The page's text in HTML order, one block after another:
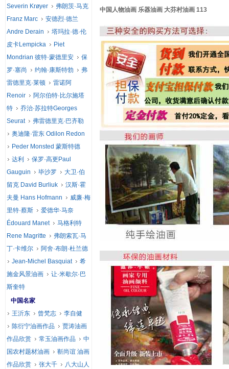
中国人物油画 乐器油画 大芬村油画 113
Severin Krøyer
弗朗茨·马克
Franz Marc
安德烈·德兰
Andre Derain
塔玛拉·德·伦
皮卡Lempicka
Piet
Mondrian 彼特·蒙德里安
保
罗·塞尚
约翰·康斯特勃
弗
雷德里克·莱顿
雷诺阿
Renoir
阿尔伯特·比尔施塔
特
乔治·苏拉特Georges
Seurat
弗雷德里克·巴齐勒
奥迪隆·雷东 Odilon Redon
Peder Monsted 蒙斯特德
达利
保罗·高更Paul
Gauguin
毕沙罗
大卫·伯
留克 David Burliuk
汉斯·霍
夫曼 Hans Hofmann
威廉·梅
里特·蔡斯
爱德华·马奈
Édouard Manet
马格利特
Rene Magritte
弗朗索瓦·马
丁·卡维尔
阿舍·布朗·杜兰德
Jean-Michel Basquiat
希
施金风景油画
让·米歇尔·巴
斯奎特
中国名家
王沂东
曾梵志
李自健
陈衍宁油画作品
贾涛油画
作品欣赏
常玉油画作品
中
国农村题材油画
靳尚谊 油画
作品欣赏
张大千
八大山人